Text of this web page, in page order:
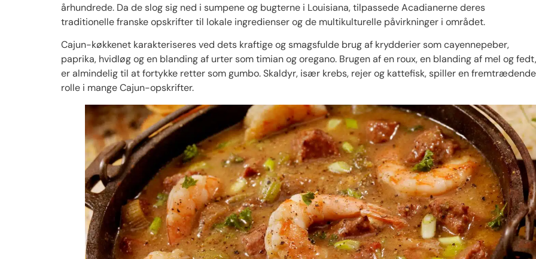
århundrede. Da de slog sig ned i sumpene og bugterne i Louisiana, tilpassede Acadianerne deres
traditionelle franske opskrifter til lokale ingredienser og de multikulturelle påvirkninger i området.
Cajun-køkkenet karakteriseres ved dets kraftige og smagsfulde brug af krydderier som cayennepeber,
paprika, hvidløg og en blanding af urter som timian og oregano. Brugen af en roux, en blanding af mel og fedt,
er almindelig til at fortykke retter som gumbo. Skaldyr, især krebs, rejer og kattefisk, spiller en fremtrædende
rolle i mange Cajun-opskrifter.